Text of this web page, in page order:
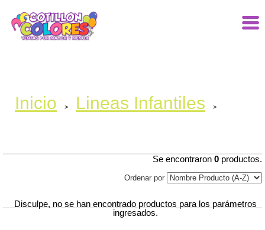
Inicio > Lineas Infantiles >
Se encontraron 0 productos.
Ordenar por
Disculpe, no se han encontrado productos para los parámetros
ingresados.